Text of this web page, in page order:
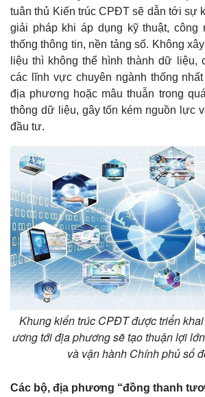
Kinh tế
Bất động sản
Khởi nghiệp
Thị
Giá vàng
Tiêu
Tỷ giá
Chứng
tuân thủ Kiến trúc CPĐT sẽ dẫn tới sự
giải pháp khi áp dụng kỹ thuật, công
thống thông tin, nền tảng số. Không
liệu thì không thể hình thành dữ
các lĩnh vực chuyên ngành thống
địa phương hoặc mâu thuẫn trong
thông dữ liệu, gây tốn kém nguồn lực
đầu tư.
Khung kiến trúc CPĐT được triển
ương tới địa phương sẽ tạo thuận lợi
và vận hành Chính phủ số
Các bộ, địa phương “đồng thanh